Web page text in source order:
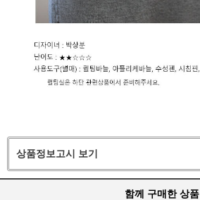
상품정보고시 보기
함께 구매한 상품